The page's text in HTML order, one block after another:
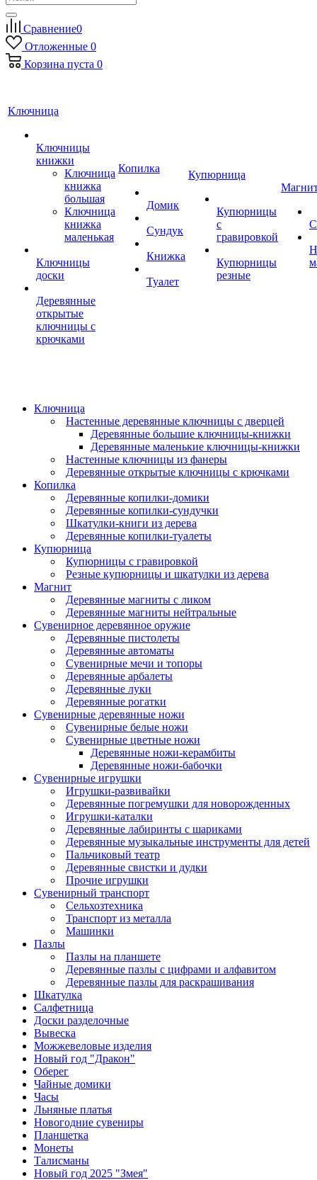
Сравнение0
Отложенные 0
Корзина пуста 0
Ключница
Ключницы
книжки
Ключница
книжка
большая
Ключница
книжка
маленькая
Ключницы
доски
Деревянные
открытые
ключницы с
крючками
Копилка
Домик
Сундук
Книжка
Туалет
Купюрница
Купюрницы
с
гравировкой
Купюрницы
резные
Ключница
Настенные деревянные ключницы с дверцей
Деревянные большие ключницы-книжки
Деревянные маленькие ключницы-книжки
Настенные ключницы из фанеры
Деревянные открытые ключницы с крючками
Копилка
Деревянные копилки-домики
Деревянные копилки-сундучки
Шкатулки-книги из дерева
Деревянные копилки-туалеты
Купюрница
Купюрницы с гравировкой
Резные купюрницы и шкатулки из дерева
Магнит
Деревянные магниты с ликом
Деревянные магниты нейтральные
Сувенирное деревянное оружие
Деревянные пистолеты
Деревянные автоматы
Сувенирные мечи и топоры
Деревянные арбалеты
Деревянные луки
Деревянные рогатки
Сувенирные деревянные ножи
Сувенирные белые ножи
Сувенирные цветные ножи
Деревянные ножи-керамбиты
Деревянные ножи-бабочки
Сувенирные игрушки
Игрушки-развивайки
Деревянные погремушки для новорожденных
Игрушки-каталки
Деревянные лабиринты с шариками
Деревянные музыкальные инструменты для детей
Пальчиковый театр
Деревянные свистки и дудки
Прочие игрушки
Сувенирный транспорт
Сельхозтехника
Транспорт из металла
Машинки
Пазлы
Пазлы на планшете
Деревянные пазлы с цифрами и алфавитом
Деревянные пазлы для раскрашивания
Шкатулка
Салфетница
Доски разделочные
Вывеска
Можжевеловые изделия
Новый год "Дракон"
Оберег
Чайные домики
Часы
Льняные платья
Новогодние сувениры
Планшетка
Монеты
Талисманы
Новый год 2025 "Змея"